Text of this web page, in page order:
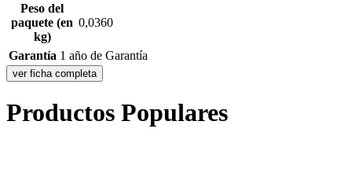
Peso del
paquete (en
kg)
0,0360
Garantía 1 año de Garantía
ver ficha completa
Productos Populares